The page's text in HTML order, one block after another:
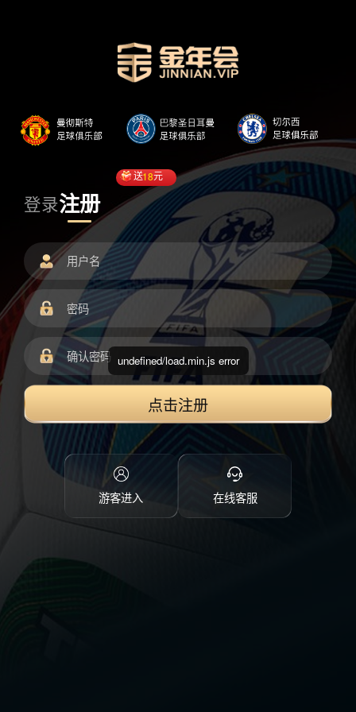
登录注册
送18元
点击注册
游客进入 在线客服
undefined/load.min.js error